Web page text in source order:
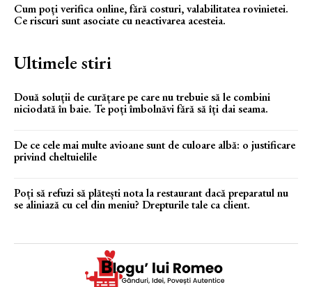
Cum poți verifica online, fără costuri, valabilitatea rovinietei.
Ce riscuri sunt asociate cu neactivarea acesteia.
Ultimele stiri
Două soluții de curățare pe care nu trebuie să le combini
niciodată în baie. Te poți îmbolnăvi fără să îți dai seama.
De ce cele mai multe avioane sunt de culoare albă: o justificare
privind cheltuielile
Poți să refuzi să plătești nota la restaurant dacă preparatul nu
se aliniază cu cel din meniu? Drepturile tale ca client.